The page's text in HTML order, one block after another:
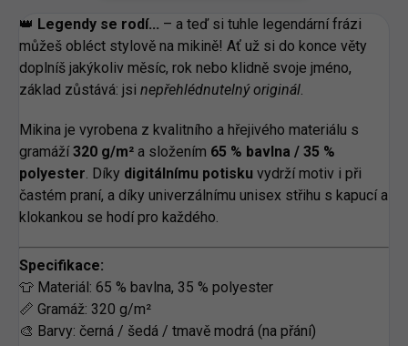
👑 Legendy se rodí... – a teď si tuhle legendární frázi
můžeš obléct stylově na mikině! Ať už si do konce věty
doplníš jakýkoliv měsíc, rok nebo klidně svoje jméno,
základ zůstává: jsi nepřehlédnutelný originál.
Mikina je vyrobena z kvalitního a hřejivého materiálu s
gramáží320 g/m² a složením 65 % bavlna / 35 %
polyester. Díky digitálnímu potisku vydrží motiv i při
častém praní, a díky univerzálnímu unisex střihu s kapucí a
klokankou se hodí pro každého.
Specifikace:
👕 Materiál: 65 % bavlna, 35 % polyester
📏 Gramáž: 320 g/m²
🎨 Barvy: černá / šedá / tmavě modrá (na přání)